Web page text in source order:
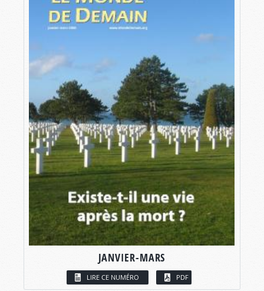
JANVIER-MARS
LIRE CE NUMÉRO PDF